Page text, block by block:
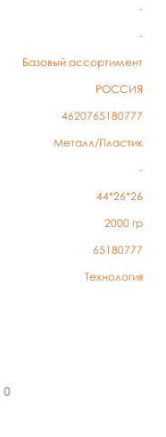
-
-
Базовый ассортимент
РОССИЯ
4620765180777
Металл/Пластик
-
44*26*26
2000 гр
65180777
Технология
0